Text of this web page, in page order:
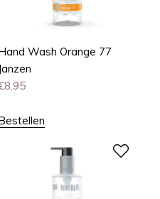
Wash Orange 77
Janzen
8,95